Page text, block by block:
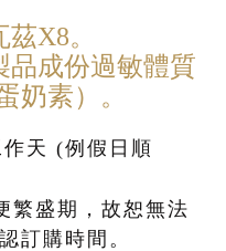
茲X8。
品成份過敏體質
奶素）。
天 (例假日順
繁盛期，故恕無法
訂購時間。